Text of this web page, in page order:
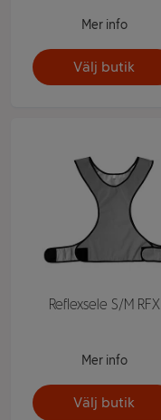
Mer info
Välj butik
Reflexsele S/M RFX
Mer info
Välj butik